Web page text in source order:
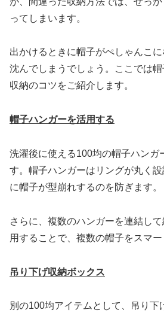
ってしまいます。
出かけるときに帽子がぺしゃんこ
沈んでしまうでしょう。ここでは
収納のコツをご紹介します。
帽子ハンガーを活用する
洗濯後に使える100均の帽子ハンガ
す。帽子ハンガーはリングが丸く
に帽子が型崩れするのを防ぎます。
さらに、複数のハンガーを連結し
用することで、複数の帽子をスマー
吊り下げ収納ボックス
別の100均アイテムとして、吊り下